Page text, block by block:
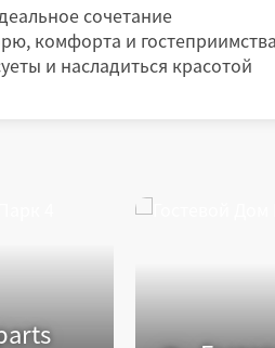
сочетание
комфорта и
и насладиться красотой